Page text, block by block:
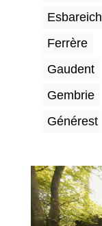
Esbareich
Ferrère
Gaudent
Gembrie
Générest